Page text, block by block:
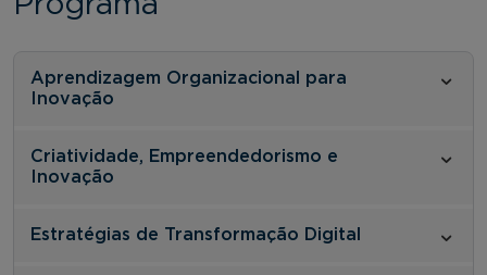
Aprendizagem Organizacional para
Inovação
Criatividade, Empreendedorismo e
Inovação
Estratégias de Transformação Digital